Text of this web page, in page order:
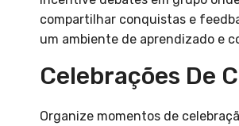
compartilhar conquistas e
um ambiente de aprendizado e
Celebrações De
Organize momentos de